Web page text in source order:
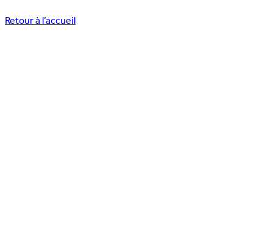
Retour à l’accueil